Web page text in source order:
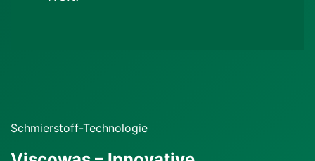
Schmierstoff-Technologie